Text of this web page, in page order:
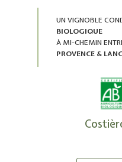
UN VIGNOBLE
BIOLOGIQUE
À MI-CHEMIN
PROVENCE &